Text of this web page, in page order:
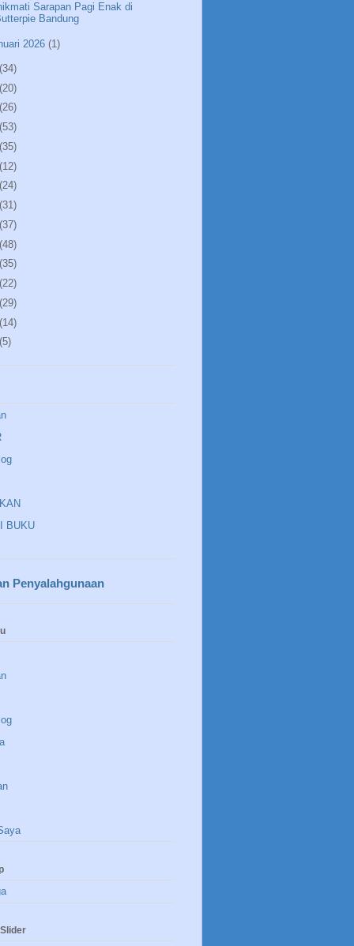
Sarapan Pagi Enak di
Bandung
2026 (1)
(34)
(20)
(26)
(53)
(35)
(12)
(24)
(31)
(37)
(48)
(35)
(22)
(29)
(14)
(5)
BUKU
Penyalahgunaan